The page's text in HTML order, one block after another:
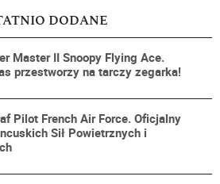
DODANE
Master II Snoopy Flying Ace.
przestworzy na tarczy zegarka!
Pilot French Air Force. Oficjalny
Sił Powietrznych i